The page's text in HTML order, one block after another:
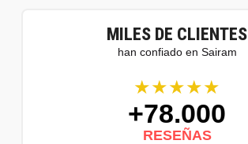
MILES DE CLIENTES
han confiado en Sairam
★★★★★
+78.000
RESEÑAS